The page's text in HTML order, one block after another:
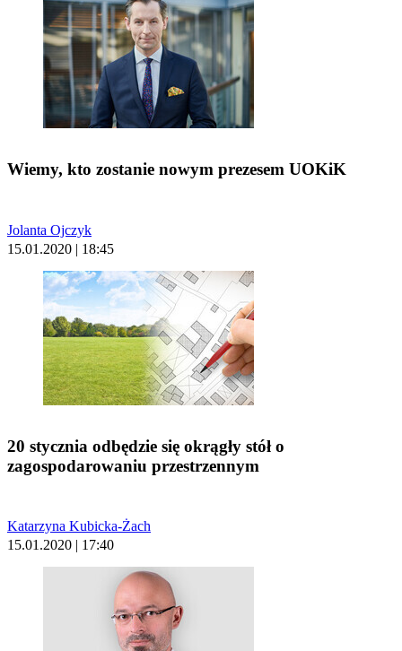
Wiemy, kto zostanie nowym prezesem UOKiK
Jolanta Ojczyk
15.01.2020 | 18:45
20 stycznia odbędzie się okrągły stół o
zagospodarowaniu przestrzennym
Katarzyna Kubicka-Żach
15.01.2020 | 17:40